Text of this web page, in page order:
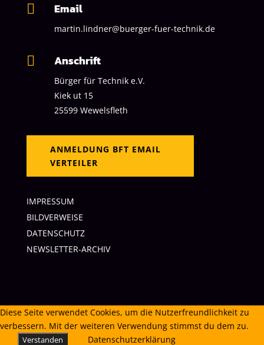
 Email
martin.lindner@buerger-fuer-technik.de
 Anschrift
Bürger für Technike.V.
Kiek ut 15
25599 Wewelsfleth
ANMELDUNG BFT EMAIL
VERTEILER
IMPRESSUM
BILDVERWEISE
DATENSCHUTZ
NEWSLETTER-ARCHIV
Diese Seite verwendet Cookies, um die Nutzerfreundlichkeit zu
verbessern. Mit der weiteren Verwendung stimmst du dem zu.
Verstanden Datenschutzerklärung